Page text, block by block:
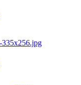
335x256.jpg